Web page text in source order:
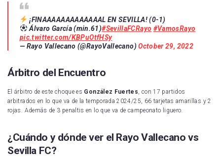
¡FINAAAAAAAAAAAAAL EN SEVILLA! (0-1)
Álvaro García (min.61)#SevillaFCRayo #VamosRayo
pic.twitter.com/KBPuOtfHSy
— Rayo Vallecano (@RayoVallecano)October 29, 2022
Árbitro del Encuentro
El árbitro de este choque es González Fuertes , con 17 partidos
arbitrados en lo que va de la temporada 2024/25, 66 tarjetas amarillas y 2
rojas. Además de 3 penaltis en lo que va de campeonato liguero.
¿Cuándo y dónde ver el Rayo Vallecano vs
Sevilla FC?